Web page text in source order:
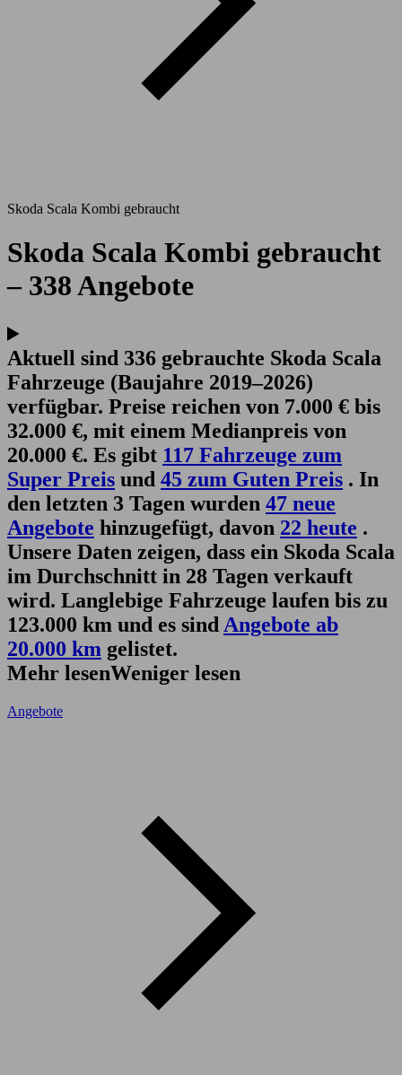
Skoda Scala Kombi gebraucht
Skoda Scala Kombi gebraucht
– 338 Angebote
Aktuell sind 336 gebrauchte Skoda Scala
Fahrzeuge (Baujahre 2019–2026)
verfügbar. Preise reichen von 7.000 € bis
32.000 €, mit einem Medianpreis von
20.000 €. Es gibt 117 Fahrzeuge zum
Super Preis und 45 zum Guten Preis . In
den letzten 3 Tagen wurden 47 neue
Angebote hinzugefügt, davon 22 heute .
Unsere Daten zeigen, dass ein Skoda Scala
im Durchschnitt in 28 Tagen verkauft
wird. Langlebige Fahrzeuge laufen bis zu
123.000 km und es sind Angebote ab
20.000 km gelistet.
Mehr lesenWeniger lesen
Angebote